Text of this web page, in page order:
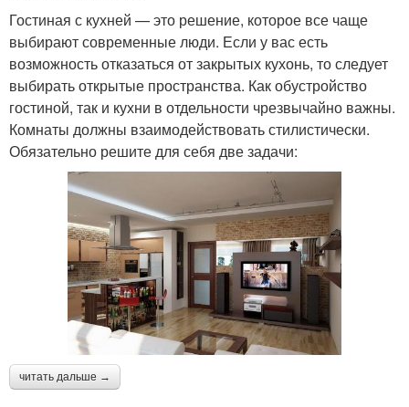
Гостиная с кухней — это решение, которое все чаще
выбирают современные люди. Если у вас есть
возможность отказаться от закрытых кухонь, то следует
выбирать открытые пространства. Как обустройство
гостиной, так и кухни в отдельности чрезвычайно важны.
Комнаты должны взаимодействовать стилистически.
Обязательно решите для себя две задачи:
читать дальше →